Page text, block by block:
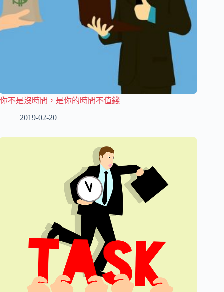
你不是沒時間，是你的時間不值錢
2019-02-20